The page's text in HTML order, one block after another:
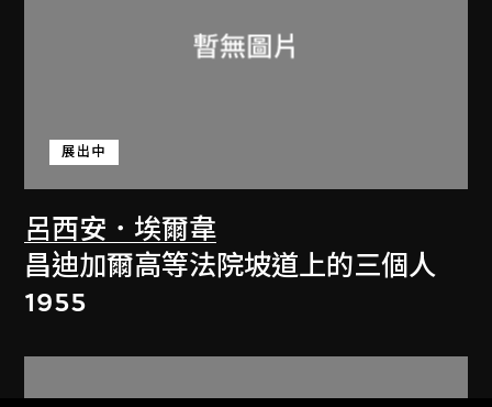
呂西安．埃爾韋
展出中
昌迪加爾高等法院坡道上的三個人
1955